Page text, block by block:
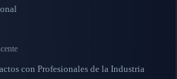
con Profesionales de la Industria